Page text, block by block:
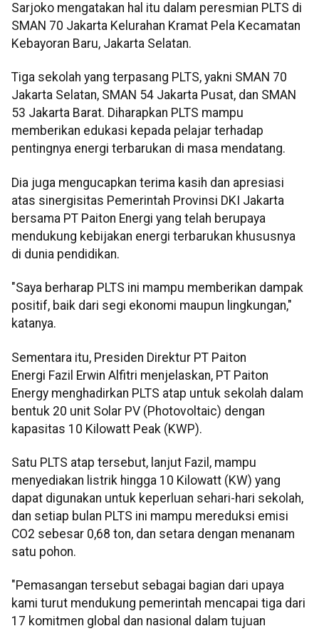
Sarjoko mengatakan hal itu dalam peresmian PLTS di
SMAN 70 Jakarta Kelurahan Kramat Pela Kecamatan
Kebayoran Baru, Jakarta Selatan.
Tiga sekolah yang terpasang PLTS, yakni SMAN 70
Jakarta Selatan, SMAN 54 Jakarta Pusat, dan SMAN
53 Jakarta Barat. Diharapkan PLTS mampu
memberikan edukasi kepada pelajar terhadap
pentingnya energi terbarukan di masa mendatang.
Dia juga mengucapkan terima kasih dan apresiasi
atas sinergisitas Pemerintah Provinsi DKI Jakarta
bersama PT Paiton Energi yang telah berupaya
mendukung kebijakan energi terbarukan khususnya
di dunia pendidikan.
"Saya berharap PLTS ini mampu memberikan dampak
positif, baik dari segi ekonomi maupun lingkungan,"
katanya.
Sementara itu, Presiden Direktur PT Paiton
Energi Fazil Erwin Alfitri menjelaskan, PT Paiton
Energy menghadirkan PLTS atap untuk sekolah dalam
bentuk 20 unit Solar PV (Photovoltaic) dengan
kapasitas 10 Kilowatt Peak (KWP).
Satu PLTS atap tersebut, lanjut Fazil, mampu
menyediakan listrik hingga 10 Kilowatt (KW) yang
dapat digunakan untuk keperluan sehari-hari sekolah,
dan setiap bulan PLTS ini mampu mereduksi emisi
CO2 sebesar 0,68 ton, dan setara dengan menanam
satu pohon.
"Pemasangan tersebut sebagai bagian dari upaya
kami turut mendukung pemerintah mencapai tiga dari
17 komitmen global dan nasional dalam tujuan